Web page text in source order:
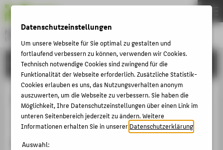
Hochschule für Technik und Wirtschaft Berlin
University of Applied Sciences
Menu
FORSCHUNG
13. HTW-Steuerseminar
Veranstaltungsorganisation › Konferenz › 2023
Veranstaltungsort, Datum
THEMEN
HOCHSCHULE
CAMPUS
STUDIUM
LEHRE
Datenschutzeinstellungen
Um unsere Webseite für Sie optimal zu gestalten und
fortlaufend verbessern zu können, verwenden wir Cookies.
Technisch notwendige Cookies sind zwingend für die
Funktionalität der Webseite erforderlich. Zusätzliche Statistik-
Cookies erlauben es uns, das Nutzungsverhalten anonym
auszuwerten, um die Webseite zu verbessern. Sie haben die
Möglichkeit, Ihre Datenschutzeinstellungen über einen Link im
unteren Seitenbereich jederzeit zu ändern. Weitere
Informationen erhalten Sie in unsererDatenschutzerklärung
Auswahl: